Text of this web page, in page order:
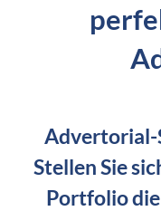
Advertorial-
Stellen Sie
Portfolio die